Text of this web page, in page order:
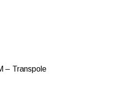
– Transpole